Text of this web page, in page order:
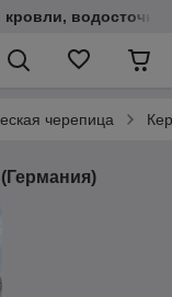
черепица